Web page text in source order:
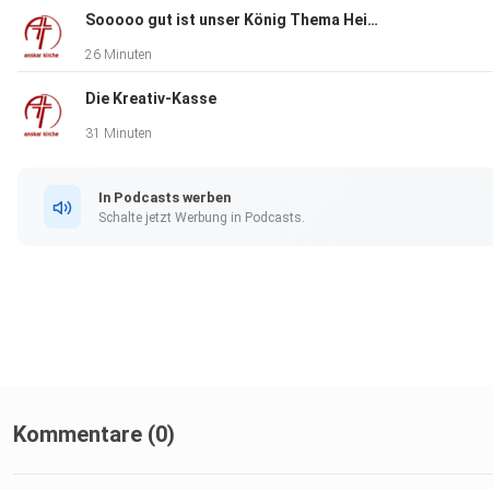
Sooooo gut ist unser König Thema Heilung 3/3
26 Minuten
Die Kreativ-Kasse
31 Minuten
In Podcasts werben
Schalte jetzt Werbung in Podcasts.
Kommentare (0)